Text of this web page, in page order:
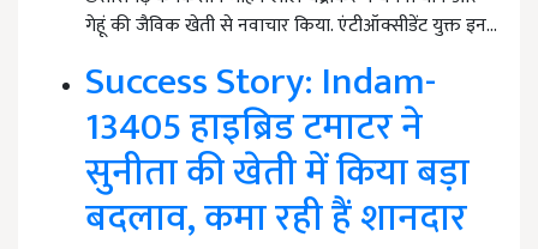
गेहूं की जैविक खेती से नवाचार किया. एंटीऑक्सीडेंट युक्त इन…
Success Story: Indam-
13405 हाइब्रिड टमाटर ने
सुनीता की खेती में किया बड़ा
बदलाव, कमा रही हैं शानदार